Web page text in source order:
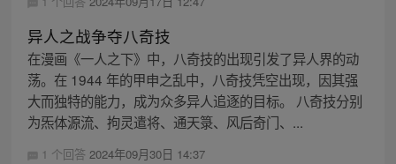
异人之战争夺八奇技
在漫画《一人之下》中，八奇技的出现引发了异人界的动
荡。在 1944 年的甲申之乱中，八奇技凭空出现，因其强
大而独特的能力，成为众多异人追逐的目标。 八奇技分别
为炁体源流、拘灵遣将、通天箓、风后奇门、...
1 个回答 2024年09月30日 14:37